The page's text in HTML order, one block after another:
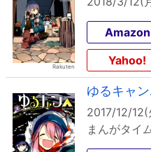
Amazon
Yahoo!
ゆるキャ
2017/12/12(
まんがタイ